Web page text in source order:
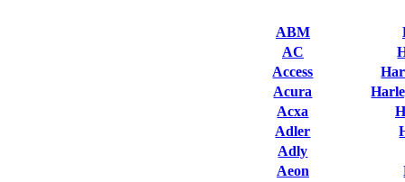
ABM
AC
Access
Acura
Acxa
Adler
Adly
Aeon